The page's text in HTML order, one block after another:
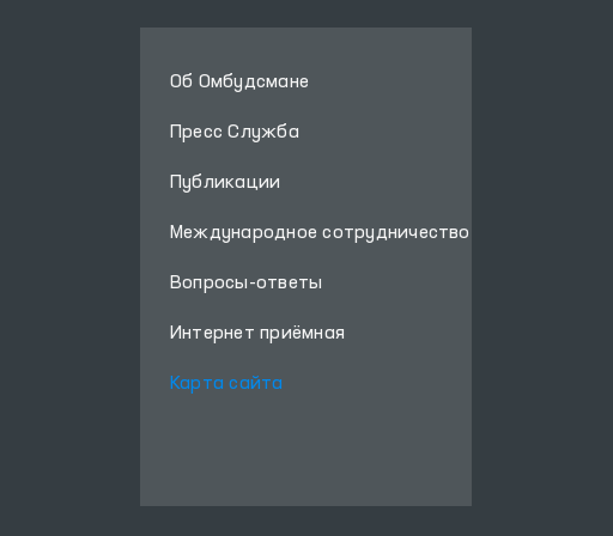
Об Омбудсмане
Пресс Служба
Публикации
Международное сотрудничество
Вопросы-ответы
Интернет приёмная
Карта сайта